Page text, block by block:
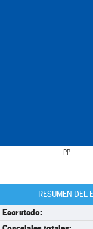
PP
RESUMEN DEL
Escrutado: